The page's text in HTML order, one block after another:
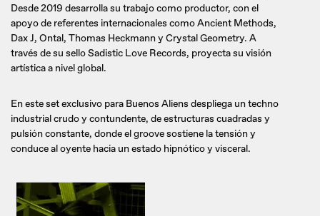
Desde 2019 desarrolla su trabajo como productor, con el
apoyo de referentes internacionales como Ancient Methods,
Dax J, Ontal, Thomas Heckmann y Crystal Geometry. A
través de su sello Sadistic Love Records, proyecta su visión
artística a nivel global.
En este set exclusivo para Buenos Aliens despliega un techno
industrial crudo y contundente, de estructuras cuadradas y
pulsión constante, donde el groove sostiene la tensión y
conduce al oyente hacia un estado hipnótico y visceral.